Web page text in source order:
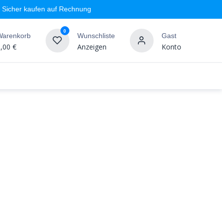
Sicher kaufen auf Rechnung
€
0
Wunschliste
Anzeigen
Gast
Konto